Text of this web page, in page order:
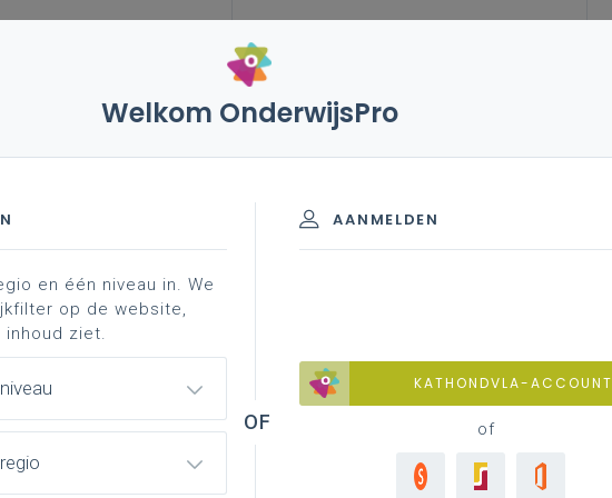
vakken en leerplannen 2de graad
inspirerend materiaal
Welkom OnderwijsPro
AANMELDEN
KATHONDVLA-ACCOUNT
of
en één niveau in. We
op de website,
ziet.